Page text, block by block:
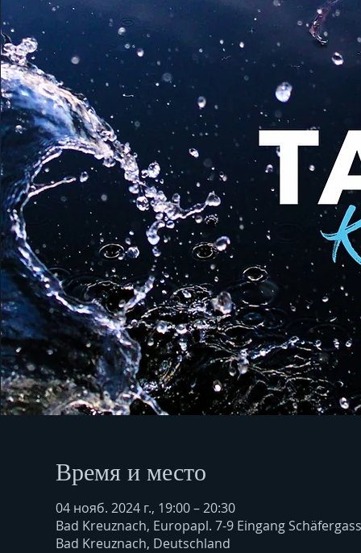
Время и место
04 нояб. 2024 г., 19:00 – 20:30
Bad Kreuznach, Europapl. 7-9 Eingang
Bad Kreuznach, Deutschland